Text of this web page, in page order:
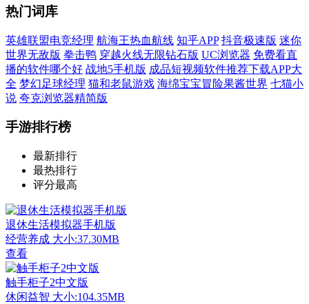
热门词库
英雄联盟电竞经理 航海王热血航线 知乎APP 抖音极速版 迷你
世界无敌版 拳击鸭 穿越火线无限钻石版 UC浏览器 免费看直
播的软件哪个好 战地5手机版 成品短视频软件推荐下载APP大
全 梦幻足球经理 猫和老鼠游戏 海绵宝宝冒险果酱世界 七猫小
说 夸克浏览器精简版
手游排行榜
最新排行
最热排行
评分最高
退休生活模拟器手机版
经营养成 大小:37.30MB
查看
触手柜子2中文版
休闲益智 大小:104.35MB